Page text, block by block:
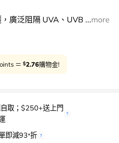
廣泛阻隔 UVA、UVB ...more
＝ $2.76購物金!
取；$250+送上門
即減93*折